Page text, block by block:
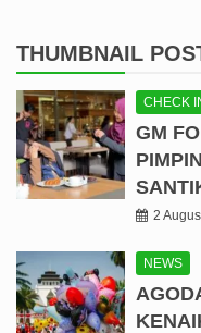
THUMBNAIL
CHECK
GM
2
NEWS